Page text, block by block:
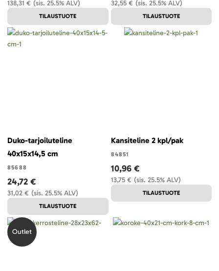
(sis. 25.5% ALV)
138,31 €
TILAUSTUOTE
(sis. 25.5% ALV)
32,55 €
TILAUSTUOTE
Duko-tarjoiluteline
40x15x14,5 cm
85688
(sis. 25.5% ALV)
31,02 €
24,72 €
TILAUSTUOTE
Kansiteline 2 kpl/pak
84851
(sis. 25.5% ALV)
13,75 €
10,96 €
TILAUSTUOTE
Outlet